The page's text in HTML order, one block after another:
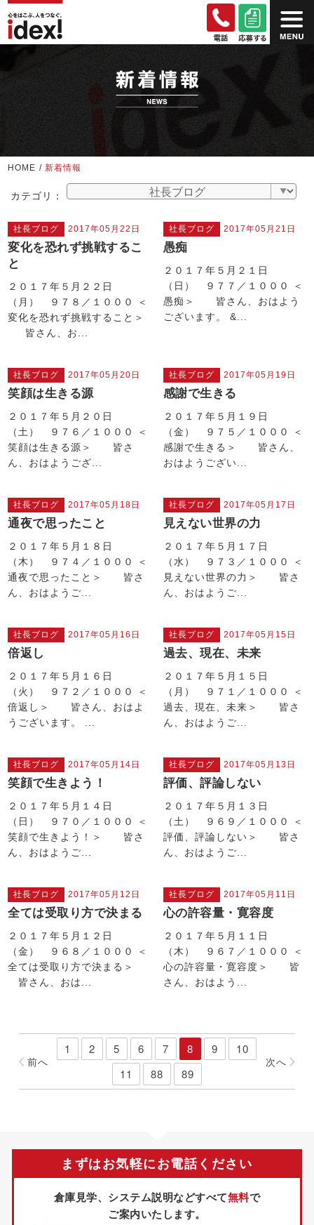
HOME /新着情報
カテゴリ：
社長ブログ 2017年05月22日
変化を恐れず挑戦するこ
と
２０１７年５月２２日
（月） ９７８／１０００ ＜
変化を恐れず挑戦すること＞
皆さん、お...
社長ブログ 2017年05月21日
愚痴
２０１７年５月２１日
（日） ９７７／１０００ ＜
愚痴＞ 皆さん、おはよう
ございます。 &...
社長ブログ 2017年05月20日
笑顔は生きる源
２０１７年５月２０日
（土） ９７６／１０００ ＜
笑顔は生きる源＞ 皆さ
ん、おはようござ...
社長ブログ 2017年05月19日
感謝で生きる
２０１７年５月１９日
（金） ９７５／１０００ ＜
感謝で生きる＞ 皆さん、
おはようござい...
社長ブログ 2017年05月18日
通夜で思ったこと
２０１７年５月１８日
（木） ９７４／１０００ ＜
通夜で思ったこと＞ 皆さ
ん、おはようご...
社長ブログ 2017年05月17日
見えない世界の力
２０１７年５月１７日
（水） ９７３／１０００ ＜
見えない世界の力＞ 皆さ
ん、おはようご...
社長ブログ 2017年05月16日
倍返し
２０１７年５月１６日
（火） ９７２／１０００ ＜
倍返し＞ 皆さん、おはよ
うございます。 ...
社長ブログ 2017年05月15日
過去、現在、未来
２０１７年５月１５日
（月） ９７１／１０００ ＜
過去、現在、未来＞ 皆さ
ん、おはようご...
社長ブログ 2017年05月14日
笑顔で生きよう！
２０１７年５月１４日
（日） ９７０／１０００ ＜
笑顔で生きよう！＞ 皆さ
ん、おはようご...
社長ブログ 2017年05月13日
評価、評論しない
２０１７年５月１３日
（土） ９６９／１０００ ＜
評価、評論しない＞ 皆さ
ん、おはようご...
社長ブログ 2017年05月12日
全ては受取り方で決まる
２０１７年５月１２日
（金） ９６８／１０００ ＜
全ては受取り方で決まる＞
皆さん、おは...
社長ブログ 2017年05月11日
心の許容量・寛容度
２０１７年５月１１日
（木） ９６７／１０００ ＜
心の許容量・寛容度＞ 皆
さん、おはよう...
前へ
1 2 5 6 7 8 9
10
11
88 89
次へ
まずはお気軽にお電話ください
倉庫見学、システム説明などすべて無料で
ご案内いたします。